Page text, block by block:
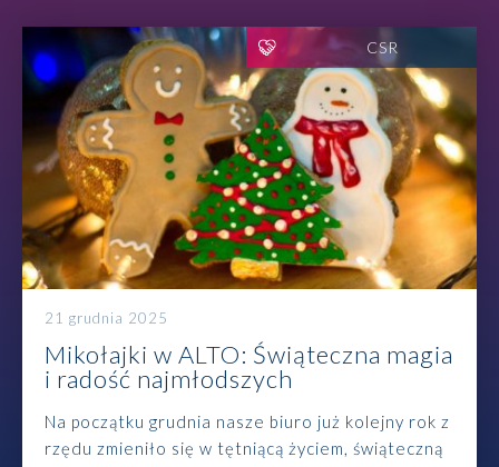
CSR
21 grudnia 2025
Mikołajki w ALTO: Świąteczna magia
i radość najmłodszych
Na początku grudnia nasze biuro już kolejny rok z
rzędu zmieniło się w tętniącą życiem, świąteczną